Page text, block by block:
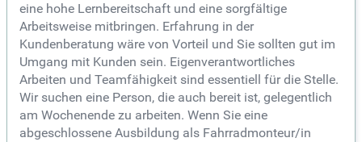
eine hohe Lernbereitschaft und eine sorgfältige
Arbeitsweise mitbringen. Erfahrung in der
Kundenberatung wäre von Vorteil und Sie sollten gut im
Umgang mit Kunden sein. Eigenverantwortliches
Arbeiten und Teamfähigkeit sind essentiell für die Stelle.
Wir suchen eine Person, die auch bereit ist, gelegentlich
am Wochenende zu arbeiten. Wenn Sie eine
abgeschlossene Ausbildung als Fahrradmonteur/in